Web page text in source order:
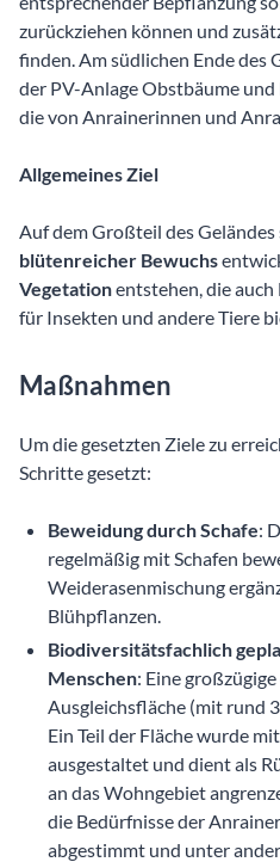
zurückziehen können und
finden. Am südlichen Ende des
der PV-Anlage Obstbäume
die von Anrainerinnen und
Allgemeines Ziel
Auf dem Großteil des Geländes
blütenreicher Bewuchs
Vegetationentstehen, die
für Insekten und andere Tiere
Maßnahmen
Um die gesetzten Ziele zu
Schritte gesetzt:
Beweidung durch Schafe:
regelmäßig mit Schafen
Weiderasenmischung
Blühpflanzen.
Biodiversitätsfachlich
Menschen: Eine
Ausgleichsfläche (mit rund
Ein Teil der Fläche wurde
ausgestaltet und dient als
an das Wohngebiet
die Bedürfnisse der
abgestimmt und unter